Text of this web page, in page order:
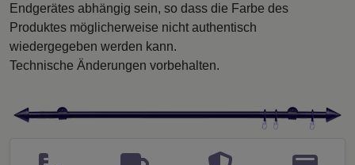
Endgerätes abhängig sein, so dass die Farbe des
Produktes möglicherweise nicht authentisch
wiedergegeben werden kann.
Technische Änderungen vorbehalten.